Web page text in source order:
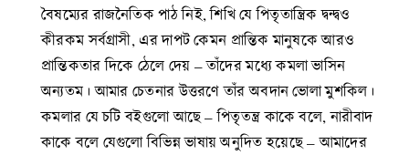
বৈষম্যের রাজনৈতিক পাঠ নিই, শিখি যে পিতৃতান্ত্রিক দ্বন্দ্বও
কীরকম সর্বগ্রাসী, এর দাপট কেমন প্রান্তিক মানুষকে আরও
প্রান্তিকতার দিকে ঠেলে দেয় – তাঁদের মধ্যে কমলা ভাসিন
অন্যতম। আমার চেতনার উত্তরণে তাঁর অবদান ভোলা মুশকিল।
কমলার যে চটি বইগুলো আছে – পিতৃতন্ত্র কাকে বলে, নারীবাদ
কাকে বলে যেগুলো বিভিন্ন ভাষায় অনুদিত হয়েছে – আমাদের